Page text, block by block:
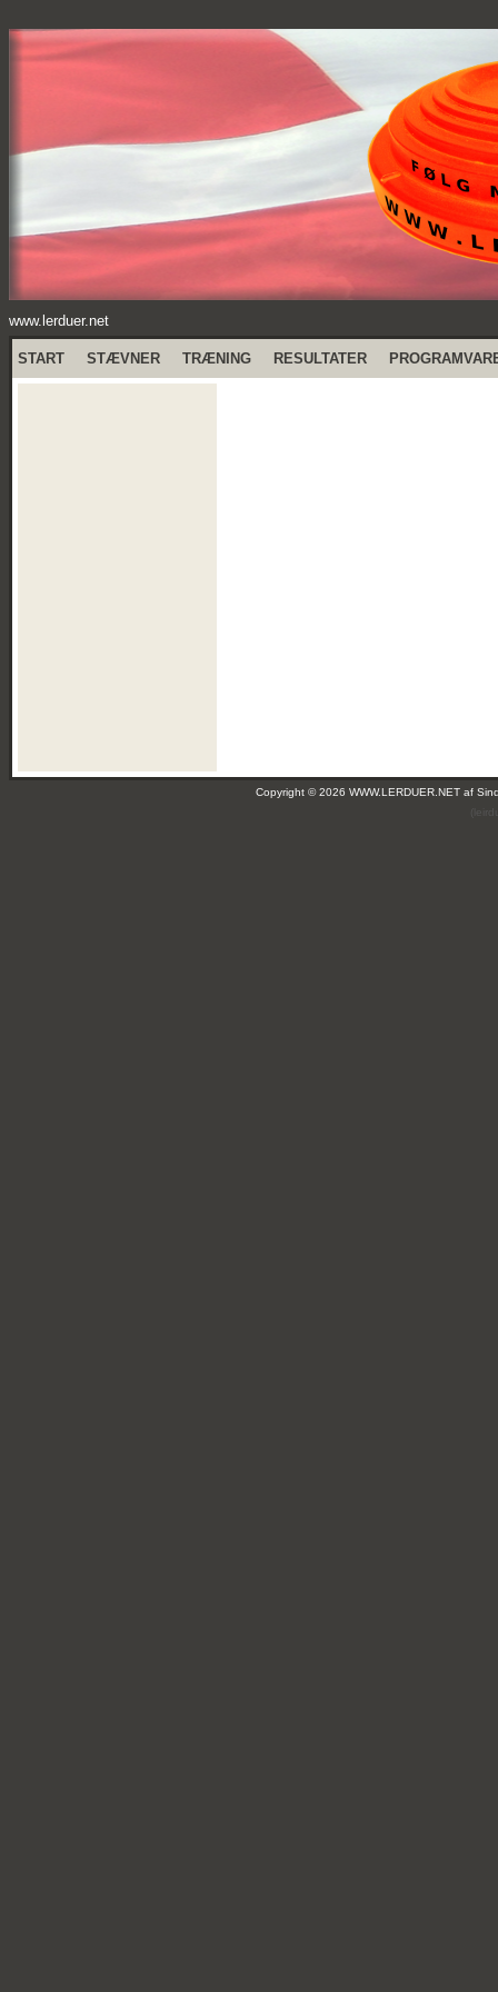
www.lerduer.net
START STÆVNER TRÆNING RESULTATER
Copyright © 2026 WWW.LERDUER.NET af